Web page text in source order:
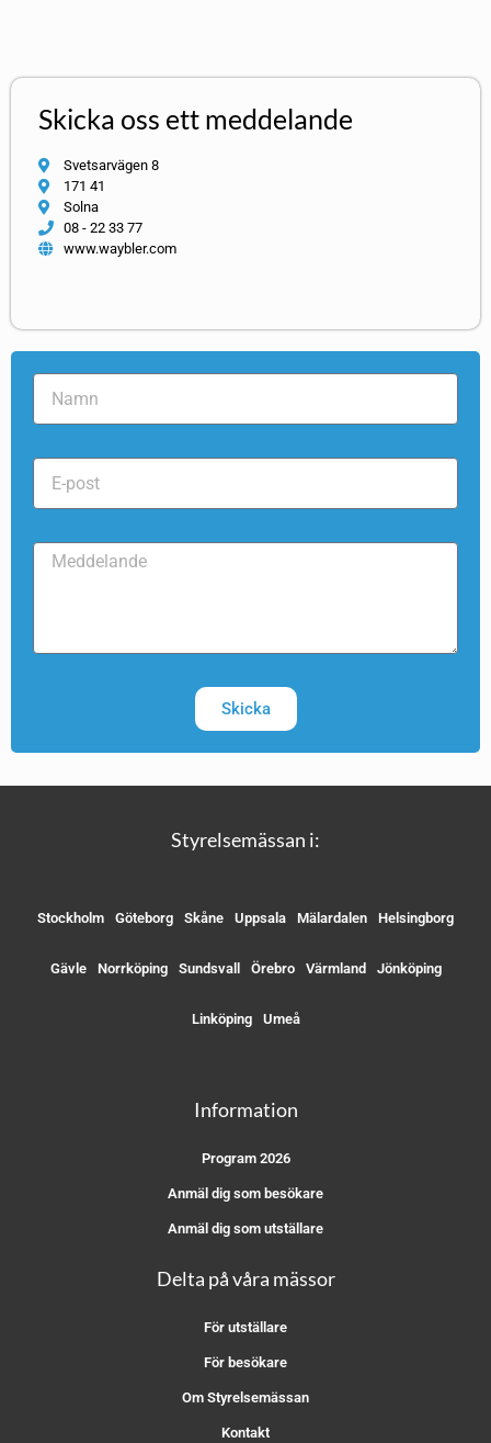
Skicka oss ett meddelande
Svetsarvägen 8
171 41
Solna
08 - 22 33 77
www.waybler.com
Skicka
Styrelsemässan i:
Stockholm Göteborg Skåne Uppsala Mälardalen Helsingborg
Gävle Norrköping Sundsvall Örebro Värmland Jönköping
Linköping Umeå
Information
Program 2026
Anmäl dig som besökare
Anmäl dig som utställare
Delta på våra mässor
För utställare
För besökare
Om Styrelsemässan
Kontakt